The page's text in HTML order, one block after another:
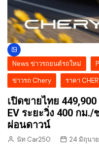
News ข่าวรถยนต์รถใหม่
ข่าวรถ Chery
ราคา
เปิดขายไทย 449,900
EV ระยะวิ่ง 400 กม./
ผ่อนดาวน์
นัท Car250 24 มิถุนา